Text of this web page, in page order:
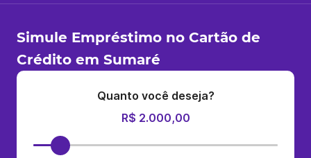
Simule Empréstimo no Cartão de
Crédito em Sumaré
Quanto você deseja?
R$ 2.000,00